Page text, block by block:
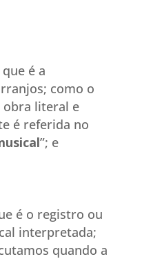
que é a
como o
literal e
é referida no
”; e
é o registro ou
interpretada;
quando a